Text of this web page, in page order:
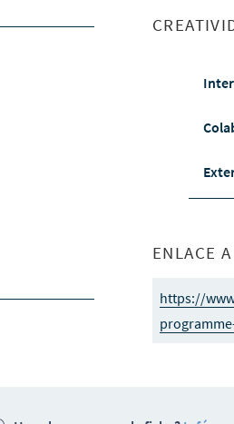
ENLACE
https://